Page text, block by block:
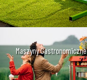
Maszyny Gastronomiczne